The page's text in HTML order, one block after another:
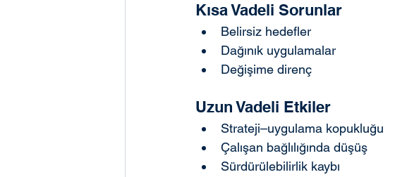
Kısa Vadeli Sorunlar
Belirsiz hedefler
Dağınık uygulamalar
Değişime direnç
Uzun Vadeli Etkiler
Strateji–uygulama kopukluğu
Çalışan bağlılığında düşüş
Sürdürülebilirlik kaybı